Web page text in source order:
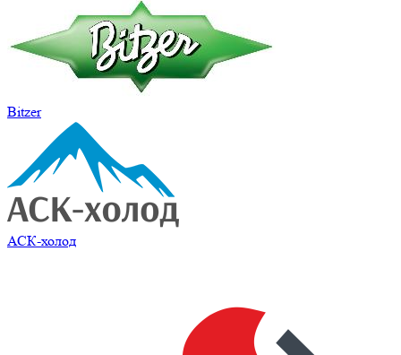
Bitzer
АСК-холод